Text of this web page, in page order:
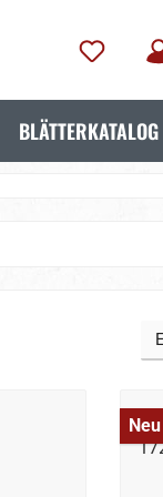
BLÄTTERKATALOG
Neu